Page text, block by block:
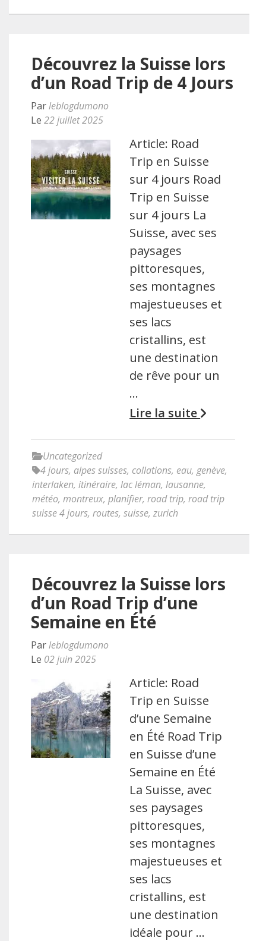
Découvrez la Suisse lors
d’un Road Trip de 4 Jours
Parleblogdumono
Le 22 juillet 2025
Article: Road
Trip en Suisse
sur 4 jours Road
Trip en Suisse
sur 4 jours La
Suisse, avec ses
paysages
pittoresques,
ses montagnes
majestueuses et
ses lacs
cristallins, est
une destination
de rêve pour un
…
Lire la suite
Uncategorized
4 jours, alpes suisses, collations, eau, genève,
interlaken, itinéraire, lac léman, lausanne,
météo, montreux, planifier, road trip, road trip
suisse 4 jours, routes, suisse, zurich
Découvrez la Suisse lors
d’un Road Trip d’une
Semaine en Été
Parleblogdumono
Le 02 juin 2025
Article: Road
Trip en Suisse
d’une Semaine
en Été Road Trip
en Suisse d’une
Semaine en Été
La Suisse, avec
ses paysages
pittoresques,
ses montagnes
majestueuses et
ses lacs
cristallins, est
une destination
idéale pour …